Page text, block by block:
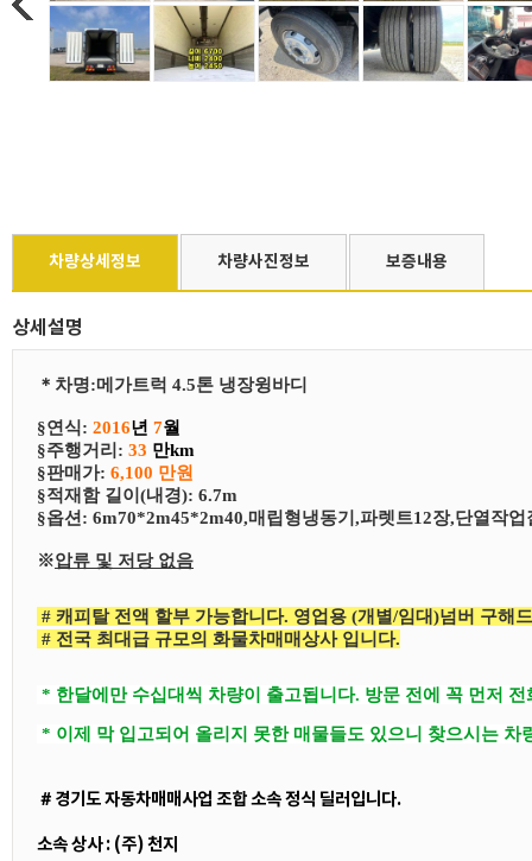
차량상세정보 차량사진정보 보증내용
상세설명
＊ 차명:메가트럭 4.5톤 냉장윙바디
§연식: 2016년 7월
§​주행거리: 33 만km
§​판매가: 6,100 만원
§​적재함 길이(내경): 6.7m
§​​옵션: 6m70*2m45*2m40,매립형냉동기,파렛트12장,단열작업
※압류 및 저당 없음
# 캐피탈 전액 할부 가능합니다. 영업용 (개별/임대)넘버 구해
# 전국 최대급 규모의 화물차매매상사 입니다.
* 한달에만 수십대씩 차량이 출고됩니다. 방문 전에 꼭 먼저 전
* 이제 막 입고되어 올리지 못한 매물들도 있으니 찾으시는 차
＃경기도 자동차매매사업 조합 소속 정식 딜러입니다.
소속 상사 : (주) 천지